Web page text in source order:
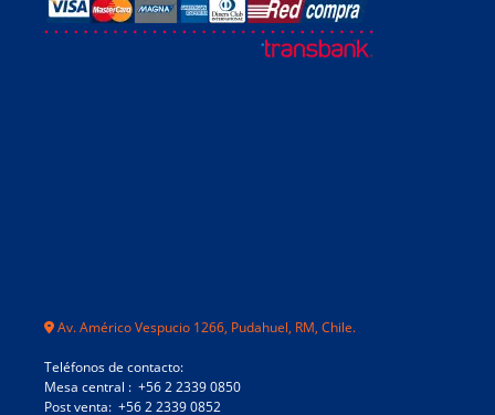
Av. Américo Vespucio 1266, Pudahuel, RM, Chile.
Teléfonos de contacto:
Mesa central : +56 2 2339 0850
Post venta: +56 2 2339 0852